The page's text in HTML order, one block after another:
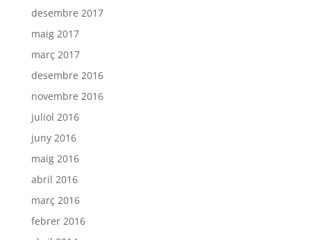
desembre 2017
maig 2017
març 2017
desembre 2016
novembre 2016
juliol 2016
juny 2016
maig 2016
abril 2016
març 2016
febrer 2016